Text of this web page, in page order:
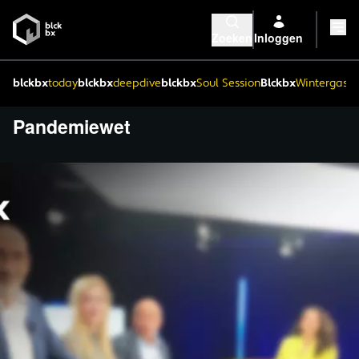
Inloggen
blckbxtodayblckbxdeepdiveblckbxSoul SessionBlckbx
Pandemiewet